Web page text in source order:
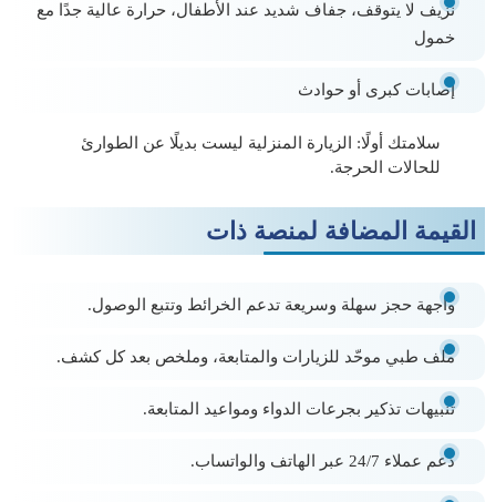
نزيف لا يتوقف، جفاف شديد عند الأطفال، حرارة عالية جدًا مع
خمول
إصابات كبرى أو حوادث
سلامتك أولًا: الزيارة المنزلية ليست بديلًا عن الطوارئ
للحالات الحرجة.
القيمة المضافة لمنصة ذات
واجهة حجز سهلة وسريعة تدعم الخرائط وتتبع الوصول.
ملف طبي موحّد للزيارات والمتابعة، وملخص بعد كل كشف.
تنبيهات تذكير بجرعات الدواء ومواعيد المتابعة.
دعم عملاء 24/7 عبر الهاتف والواتساب.